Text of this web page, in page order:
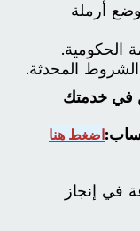
أرملة
الحكومية.
المحدثة.
في خدمتك
اضغط هنا
في إنجاز